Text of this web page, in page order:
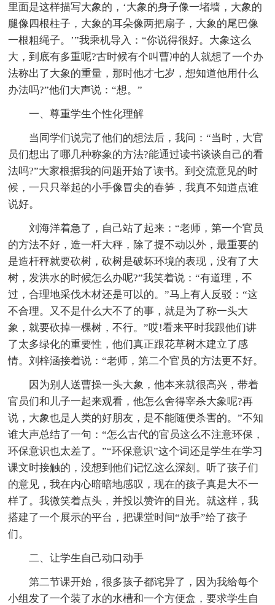
里面是这样描写大象的，‘大象的身子像一堵墙，大象的
腿像四根柱子，大象的耳朵像两把扇子，大象的尾巴像
一根粗绳子。’”我乘机导入：“你说得很好。大象这么
大，到底有多重呢?古时候有个叫曹冲的人就想了一个办
法称出了大象的重量，那时他才七岁，想知道他用什么
办法吗?”他们大声说：“想。”
一、尊重学生个性化理解
当同学们说完了他们的想法后，我问：“当时，大官
员们想出了哪几种称象的方法?能通过读书谈谈自己的看
法吗?”大家根据我的问题开始了读书。到交流意见的时
候，一只只举起的小手像冒尖的春笋，我真不知道点谁
说好。
刘海洋着急了，自己站了起来：“老师，第一个官员
的方法不好，造一杆大秤，除了提不动以外，最重要的
是造杆秤就要砍树，砍树是破坏环境的表现，没有了大
树，发洪水的时候怎么办呢?”我笑着说：“有道理，不
过，合理地采伐木材还是可以的。”马上有人反驳：“这
不合理。又不是什么大不了的事，就是为了称一头大
象，就要砍掉一棵树，不行。”哎!看来平时我跟他们讲
了太多绿化的重要性，他们真正跟花草树木建立了感
情。刘梓涵接着说：“老师，第二个官员的方法更不好。
因为别人送曹操一头大象，他本来就很高兴，带着
官员们和儿子一起来观看，他怎么舍得宰杀大象呢?再
说，大象也是人类的好朋友，是不能随便杀害的。”不知
谁大声总结了一句：“怎么古代的官员这么不注意环保，
环保意识也太差了。”“环保意识”这个词还是学生在学习
课文时接触的，没想到他们记忆这么深刻。听了孩子们
的意见，我在内心暗暗地感叹，现在的孩子真是大不一
样了。我微笑着点头，并投以赞许的目光。就这样，我
搭建了一个展示的平台，把课堂时间“放手”给了孩子
们。
二、让学生自己动口动手
第二节课开始，很多孩子都诧异了，因为我给每个
小组发了一个装了水的水槽和一个方便盒，要求学生自